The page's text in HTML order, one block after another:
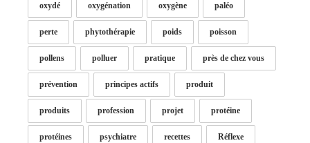
oxydé oxygénation oxygène paléo
perte phytothérapie poids poisson
pollens polluer pratique près de chez vous
prévention principes actifs produit
produits profession projet protéine
protéines psychiatre recettes Réflexe